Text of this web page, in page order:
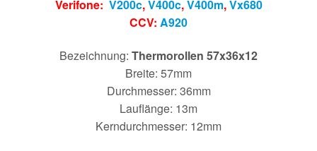
Verifone: V200c,V400c,V400m,Vx680
CCV: A920
Bezeichnung: Thermorollen 57x36x12
Breite: 57mm
Durchmesser: 36mm
Lauflänge: 13m
Kerndurchmesser: 12mm